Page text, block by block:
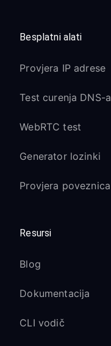
Besplatni alati
Provjera IP adrese
Test curenja DNS-a
WebRTC test
Generator lozinki
Provjera poveznica
Resursi
Blog
Dokumentacija
CLI vodič